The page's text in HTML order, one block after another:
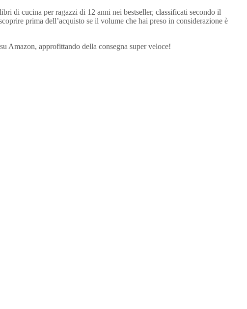
di cucina per ragazzi di 12 anni nei bestseller, classificati secondo il
prima dell’acquisto se il volume che hai preso in considerazione è
Amazon, approfittando della consegna super veloce!